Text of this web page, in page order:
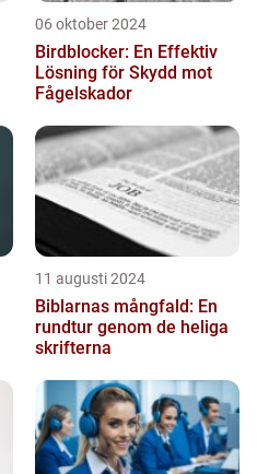
06 oktober 2024
Birdblocker: En Effektiv
Lösning för Skydd mot
Fågelskador
11 augusti 2024
Biblarnas mångfald: En
rundtur genom de heliga
skrifterna